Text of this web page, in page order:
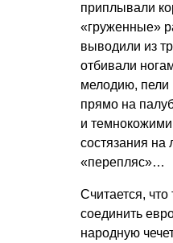
приплывали
«груженные»
выводили из
отбивали
мелодию, пели
прямо на
и
состязания на
«перепляс»…
Считается,
соединить
народную